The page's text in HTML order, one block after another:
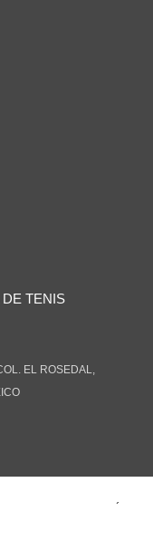
TENIS
EL ROSEDAL,